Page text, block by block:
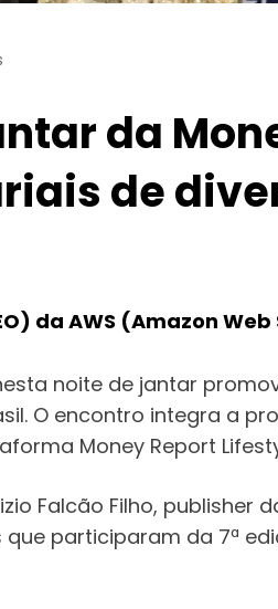
da
de
da AWS (Amazon
noite de jantar
O encontro integra a
Money Report
Falcão Filho,
participaram da 7ª